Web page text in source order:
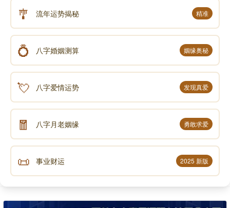
🎐 流年运势揭秘 精准
💍 八字婚姻测算 姻缘奥秘
💘 八字爱情运势 发现真爱
🧧 八字月老姻缘 勇敢求爱
📜 事业财运 2025 新版